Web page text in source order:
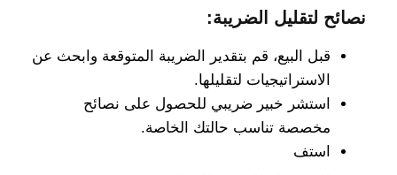
نصائح لتقليل الضريبة:
قبل البيع، قم بتقدير الضريبة المتوقعة وابحث عن
الاستراتيجيات لتقليلها.
استشر خبير ضريبي للحصول على نصائح
مخصصة تناسب حالتك الخاصة.
استف